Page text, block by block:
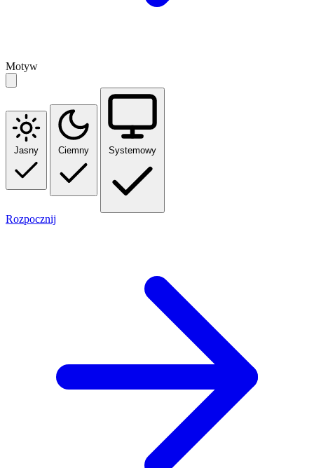
Motyw
Jasny Ciemny Systemowy
Rozpocznij